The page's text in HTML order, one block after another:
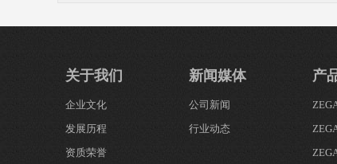
关于我们
企业文化
发展历程
资质荣誉
新闻媒体
公司新闻
行业动态
产